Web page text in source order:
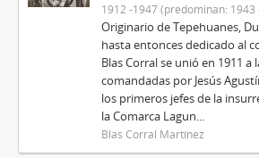
1912 -1947 (predominan: 1943
Originario de Tepehuanes,
hasta entonces dedicado al
Blas Corral se unió en 1911 a
comandadas por Jesús
los primeros jefes de la
la Comarca Lagun...
Blas Corral Martínez